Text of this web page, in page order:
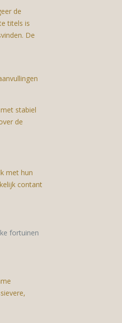
de
titels is
De
stabiel
de
met hun
contant
fortuinen